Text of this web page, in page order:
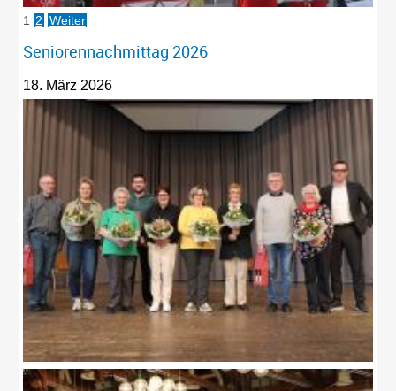
1 2 Weiter
Seniorennachmittag 2026
18. März 2026